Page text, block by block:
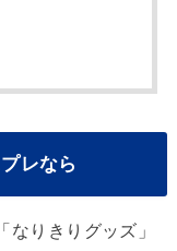
レなら
りきりグッズ」